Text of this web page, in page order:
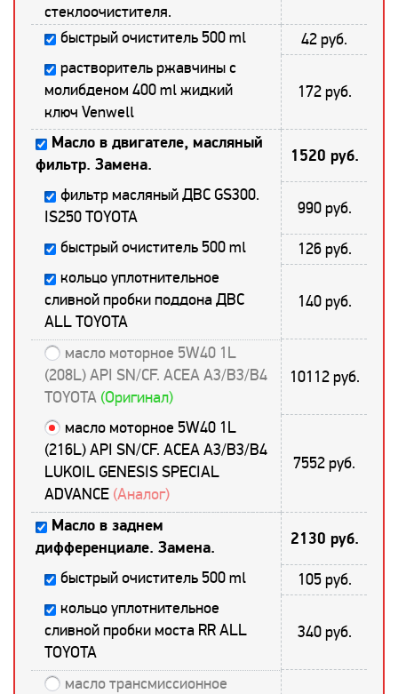
стеклоочистителя.
быстрый очиститель 500 ml
42 руб.
растворитель ржавчины с
молибденом 400 ml жидкий
ключ Venwell
172 руб.
Масло в двигателе, масляный
фильтр. Замена.
1520 руб.
фильтр масляный ДВС GS300.
IS250 TOYOTA
990 руб.
быстрый очиститель 500 ml
126 руб.
кольцо уплотнительное
сливной пробки поддона ДВС
ALL TOYOTA
140 руб.
масло моторное 5W40 1L
(208L) API SN/CF. ACEA A3/B3/B4
TOYOTA (Оригинал)
10112 руб.
масло моторное 5W40 1L
(216L) API SN/CF. ACEA A3/B3/B4
LUKOIL GENESIS SPECIAL
ADVANCE (Аналог)
7552 руб.
Масло в заднем
дифференциале. Замена.
2130 руб.
быстрый очиститель 500 ml
105 руб.
кольцо уплотнительное
сливной пробки моста RR ALL
TOYOTA
340 руб.
масло трансмиссионное